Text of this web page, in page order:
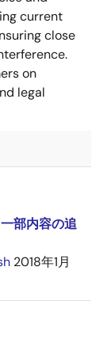
current
close
on
legal
部内容の追
2018年1月